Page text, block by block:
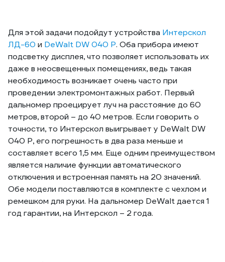
Для этой задачи подойдут устройства Интерскол
ЛД-60 и DeWalt DW 040 P. Оба прибора имеют
подсветку дисплея, что позволяет использовать их
даже в неосвещенных помещениях, ведь такая
необходимость возникает очень часто при
проведении электромонтажных работ. Первый
дальномер проецирует луч на расстояние до 60
метров, второй – до 40 метров. Если говорить о
точности, то Интерскол выигрывает у DeWalt DW
040 P, его погрешность в два раза меньше и
составляет всего 1,5 мм. Еще одним преимуществом
является наличие функции автоматического
отключения и встроенная память на 20 значений.
Обе модели поставляются в комплекте с чехлом и
ремешком для руки. На дальномер DeWalt дается 1
год гарантии, на Интерскол – 2 года.